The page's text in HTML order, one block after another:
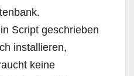
Script geschrieben
installieren,
keine